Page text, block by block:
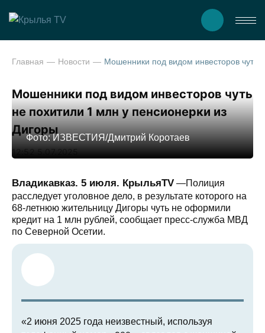
Главная Новости
Мошенники под видом инвесторов чуть
не похитили 1 млн у пенсионерки из
Дигоры
12:52 5.07.2025
Фото: ИЗВЕСТИЯ/Дмитрий Коротаев
Владикавказ. 5 июля. КрыльяTV —Полиция
расследует уголовное дело, в результате которого на
68-летнюю жительницу Дигоры чуть не оформили
кредит на 1 млн рублей, сообщает пресс-служба МВД
по Северной Осетии.
«2 июня 2025 года неизвестный, используя